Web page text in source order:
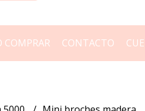
COMPRAR CONTACTO